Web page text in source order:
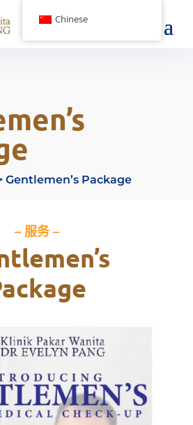
Gentlemen’s Package
– 服务 –
Chinese